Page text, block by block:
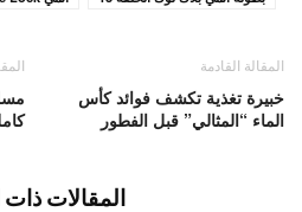
المقالة القادمة
خبيرة تغذية تكشف فوائد كأس
الماء “المثالي” قبل الفطور
المقالات